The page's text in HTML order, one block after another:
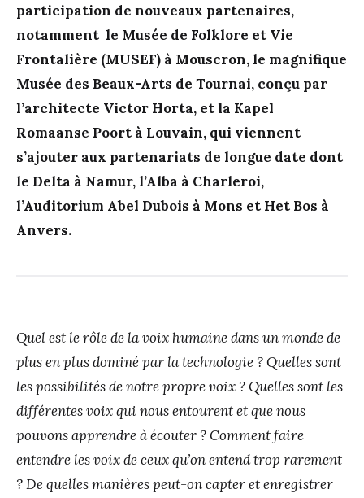
participation de nouveaux partenaires,
notamment le Musée de Folklore et Vie
Frontalière (MUSEF) à Mouscron, le magnifique
Musée des Beaux-Arts de Tournai, conçu par
l’architecte Victor Horta, et la Kapel
Romaanse Poort à Louvain, qui viennent
s’ajouter aux partenariats de longue date dont
le Delta à Namur, l’Alba à Charleroi,
l’Auditorium Abel Dubois à Mons et Het Bos à
Anvers.
Quel est le rôle de la voix humaine dans un monde de
plus en plus dominé par la technologie ? Quelles sont
les possibilités de notre propre voix ? Quelles sont les
différentes voix qui nous entourent et que nous
pouvons apprendre à écouter ? Comment faire
entendre les voix de ceux qu’on entend trop rarement
? De quelles manières peut-on capter et enregistrer